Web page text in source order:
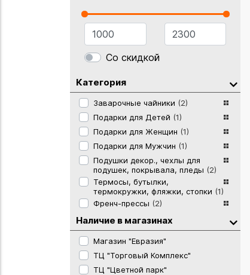
Со скидкой
Категория
Заварочные чайники (2)
Подарки для Детей (1)
Подарки для Женщин (1)
Подарки для Мужчин (1)
Подушки декор., чехлы для
подушек, покрывала, пледы (2)
Термосы, бутылки,
термокружки, фляжки, стопки (1)
Френч-прессы (2)
Наличие в магазинах
Магазин "Евразия"
ТЦ "Торговый Комплекс"
ТЦ "Цветной парк"